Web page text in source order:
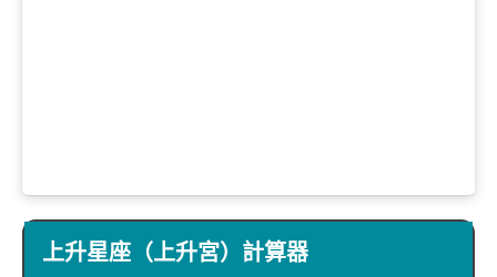
上升星座（上升宮）計算器